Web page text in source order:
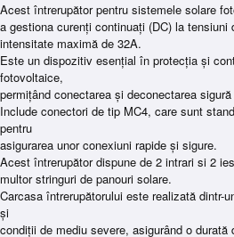
Acest întrerupător pentru sistemele solare
a gestiona curenți continuați (DC) la tensiuni
intensitate maximă de 32A.
Este un dispozitiv esențial în protecția și
fotovoltaice,
permițând conectarea și deconectarea
Include conectori de tip MC4, care sunt
pentru
asigurarea unor conexiuni rapide și sigure.
Acest întrerupător dispune de 2 intrari si 2
multor stringuri de panouri solare.
Carcasa întrerupătorului este realizată dintr-
și
condiții de mediu severe, asigurând o